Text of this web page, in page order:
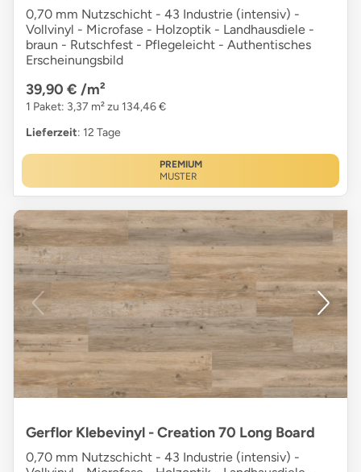
0,70 mm Nutzschicht - 43 Industrie (intensiv) -
Vollvinyl - Microfase - Holzoptik - Landhausdiele -
braun - Rutschfest - Pflegeleicht - Authentisches
Erscheinungsbild
39,90 € /m²
1 Paket: 3,37 m² zu 134,46 €
Lieferzeit: 12 Tage
PREMIUM
MUSTER
Gerflor Klebevinyl - Creation 70 Long Board
0,70 mm Nutzschicht - 43 Industrie (intensiv) -